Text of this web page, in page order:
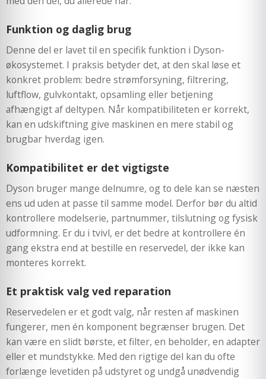
Funktion og daglig brug
Denne del er lavet til en specifik funktion i Dyson-
økosystemet. I praksis betyder det, at den skal løse et
konkret problem: bedre strømforsyning, filtrering,
luftflow, gulvkontakt, opsamling eller betjening
afhængigt af deltypen. Når kompatibiliteten er korrekt,
kan en udskiftning give maskinen en mere stabil og
brugbar hverdag igen.
Kompatibilitet er det vigtigste
Dyson bruger mange delnumre, og to dele kan se næsten
ens ud uden at passe til samme model. Derfor bør du altid
kontrollere modelserie, partnummer, tilslutning og fysisk
udformning. Er du i tvivl, er det bedre at kontrollere én
gang ekstra end at bestille en reservedel, der ikke kan
monteres korrekt.
Et praktisk valg ved reparation
Reservedelen er et godt valg, når resten af maskinen
fungerer, men én komponent begrænser brugen. Det
kan være en slidt børste, et filter, en beholder, en adapter
eller et mundstykke. Med den rigtige del kan du ofte
forlænge levetiden på udstyret og undgå unødvendig